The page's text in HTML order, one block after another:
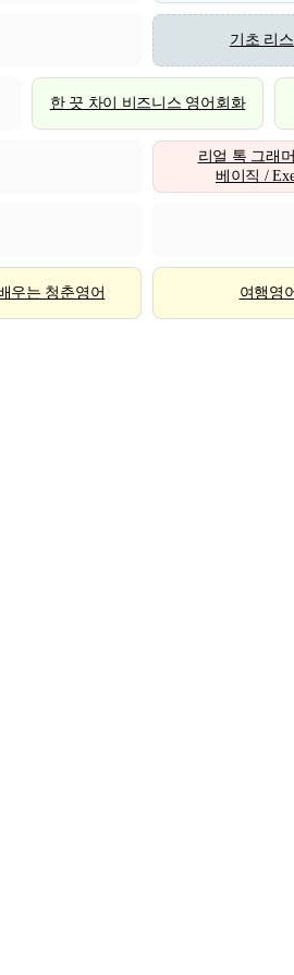
기초 리
한 끗 차이 비즈니스 영어회화
리얼 톡 그래
베이직 /
우는 청춘영어 여행영